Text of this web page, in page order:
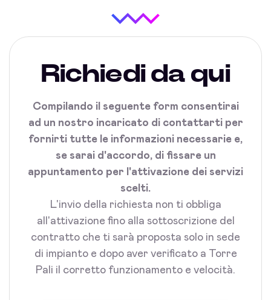
Richiedi da qui
Compilando il seguente form consentirai
ad un nostro incaricato di contattarti per
fornirti tutte le informazioni necessarie e,
se sarai d'accordo, di fissare un
appuntamento per l'attivazione dei servizi
scelti.
L'invio della richiesta non ti obbliga
all'attivazione fino alla sottoscrizione del
contratto che ti sarà proposta solo in sede
di impianto e dopo aver verificato a Torre
Pali il corretto funzionamento e velocità.